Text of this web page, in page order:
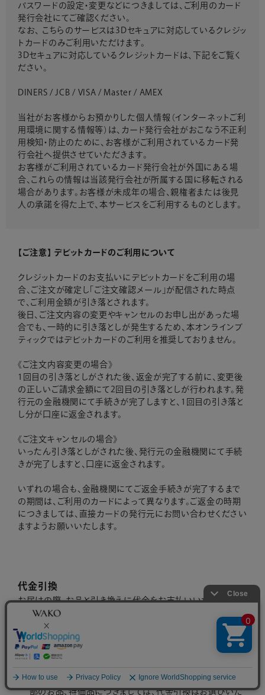
パスワードの設定・変更などにつきましては、ご利用のカード
発行会社にてご確認ください。
なお、 こちらのサービスは3Dセキュアに対応しているクレジッ
トカードのみご利用いただけます。
3Dセキュアに対応しているクレジットカードは、下記をご覧く
ださい。
DINERS / JCB / VISA / Master / AMEX
当社がお客様からお預かりした個人情報（インターネットご利
用環境に関する情報等）は、カード発行会社がおこなう不正利
用検知・防止のために、お客様がご利用されているカード発
行会社へ提供させていただきます。
お客様がご利用されているカード発行会社が外国にある場
合、これらの情報は当該発行会社が所属する国に移転される
場合があります。お客様が未成年の場合、親権者または後見
人の承諾を得た上で、本サービスをご利用するものとします。
【ご注意】 デビットカードのご利用について
クレジットカードのお支払いにデビットカードをご利用の場
合、ご注文が確定し「ご注文確認メール」が配信された時点
で、ご利用金額が引き落とされます。
後日、ご注文内容の変更やキャンセルのお申し出があった場
合でも、一時的に引き落としが発生するため、本オンラインブ
ティックではデビットカードのご利用を推奨しておりません。
《ご注文内容変更の場合》
1回目の引き落としがされた後、返金が完了する前に、変更後
の正しいご請求金額にて2回目の引き落としが行われます。発
行元の金融機関にて手続きが完了しますと、1回目の引き落と
し分が口座に返金されます。
《ご注文キャンセルの場合》
いったん引き落としがされた後、発行元の金融機関にて手続
きが完了しますと、口座に返金されます。
いずれの場合も、金融機関にてご返金手続きが完了するまで
の期間は、ご利用のカードによって異なります。ご返金の時期
につきましては、直接カードの発行元にお問い合わせください
ますようお願いいたします。
代金引換
お届けの際、お品と引き換えに代金をお支払いいただく決済
方法です。ご依頼主様へお届けする場合のみお選びいただけ
ます。 なお、お買上げ金額にかかわらず、決済手数料として別
途 ￥330（税込）を頂戴いたします。本オンラインブティックは
ヤマト運輸を使用しております。配達員に現金でお支払いくだ
加工を伴うお品をはじめ、前払いのみとさせていただく一
部のお品、特価品につきましては、代金引換はお選びいた